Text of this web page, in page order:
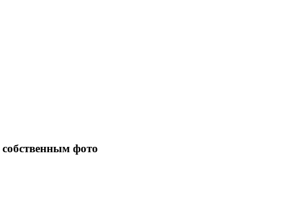
фото